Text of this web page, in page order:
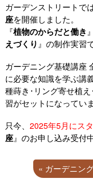
ガーデンストリートで
座を開催しました。
『植物のからだと働き
えづくり 』の制作実習
ガーデニング基礎講座
に必要な知識を学ぶ講
種蒔き･リング寄せ植
習がセットになっていま
只今、 2025年5月にス
座』のお申し込み受付
« ガーデニン